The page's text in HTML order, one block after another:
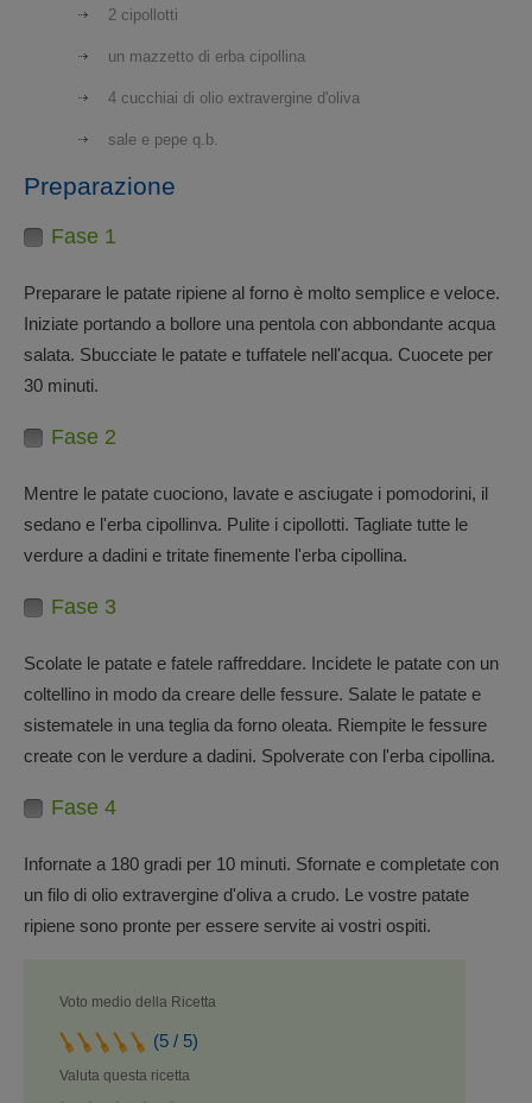
2 cipollotti
un mazzetto di erba cipollina
4 cucchiai di olio extravergine d'oliva
sale e pepe q.b.
Preparazione
Fase 1
Preparare le patate ripiene al forno è molto semplice e veloce.
Iniziate portando a bollore una pentola con abbondante acqua
salata. Sbucciate le patate e tuffatele nell'acqua. Cuocete per
30 minuti.
Fase 2
Mentre le patate cuociono, lavate e asciugate i pomodorini, il
sedano e l'erba cipollinva. Pulite i cipollotti. Tagliate tutte le
verdure a dadini e tritate finemente l'erba cipollina.
Fase 3
Scolate le patate e fatele raffreddare. Incidete le patate con un
coltellino in modo da creare delle fessure. Salate le patate e
sistematele in una teglia da forno oleata. Riempite le fessure
create con le verdure a dadini. Spolverate con l'erba cipollina.
Fase 4
Infornate a 180 gradi per 10 minuti. Sfornate e completate con
un filo di olio extravergine d'oliva a crudo. Le vostre patate
ripiene sono pronte per essere servite ai vostri ospiti.
Voto medio della Ricetta
(5 / 5)
Valuta questa ricetta